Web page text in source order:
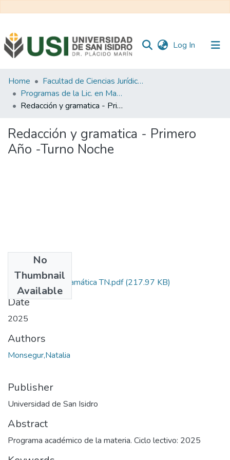
Log In (current)
Communities
&
Collections
Statistics
Home
Facultad de Ciencias Jurídicas y de la Administración
Programas de la Lic. en Marketing
Redacción y gramatica - Primero Año -Turno Noche
Redacción y gramatica - Primero
Año -Turno Noche
No
Thumbnail
Available
Redacción y Gramática TN.pdf(217.97 KB)
Date
2025
Authors
Monsegur,Natalia
Publisher
Universidad de San Isidro
Abstract
Programa académico de la materia. Ciclo lectivo: 2025